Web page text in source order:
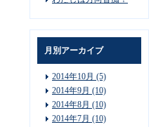
月別アーカイブ
2014年10月 (5)
2014年9月 (10)
2014年8月 (10)
2014年7月 (10)